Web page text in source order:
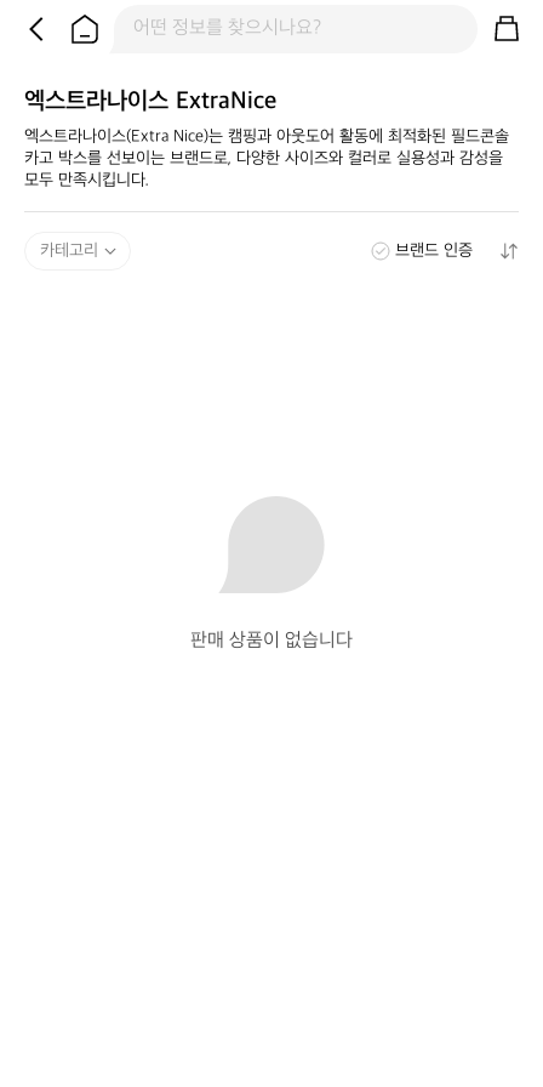
엑스트라나이스 ExtraNice
엑스트라나이스(Extra Nice)는 캠핑과 아웃도어 활동에 최적화된 필드콘솔
카고 박스를 선보이는 브랜드로, 다양한 사이즈와 컬러로 실용성과 감성을
모두 만족시킵니다.
카테고리 브랜드 인증
판매 상품이 없습니다